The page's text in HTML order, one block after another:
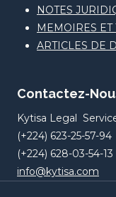
NOTES
MEMOIRES ET
ARTICLES DE
Contactez-
Kytisa Legal
(+224) 623-25-57-94
(+224) 628-03-54-13
info@kytisa.com